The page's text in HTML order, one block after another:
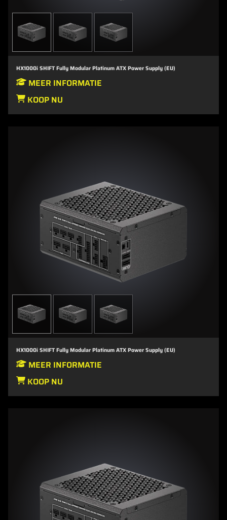
HX1000i SHIFT Fully Modular Platinum ATX Power Supply (EU)
MEER INFORMATIE
KOOP NU
HX1000i SHIFT Fully Modular Platinum ATX Power Supply (EU)
MEER INFORMATIE
KOOP NU